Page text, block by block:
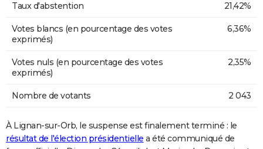
Taux d'abstention 21,42%
Votes blancs (en pourcentage des votes
exprimés)
6,36%
Votes nuls (en pourcentage des votes
exprimés)
2,35%
Nombre de votants 2 043
À Lignan-sur-Orb, le suspense est finalement terminé : le
résultat de l'élection présidentielle a été communiqué de